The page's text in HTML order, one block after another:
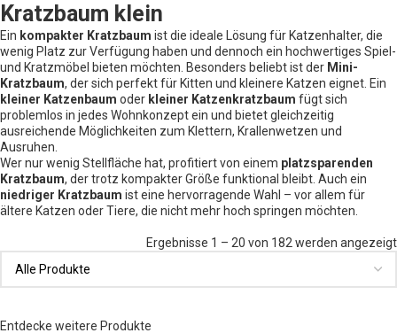
Kratzbaum klein
Ein kompakter Kratzbaum ist die ideale Lösung für Katzenhalter, die
wenig Platz zur Verfügung haben und dennoch ein hochwertiges Spiel-
und Kratzmöbel bieten möchten. Besonders beliebt ist der Mini-
Kratzbaum, der sich perfekt für Kitten und kleinere Katzen eignet. Ein
kleiner Katzenbaum oder kleiner Katzenkratzbaum fügt sich
problemlos in jedes Wohnkonzept ein und bietet gleichzeitig
ausreichende Möglichkeiten zum Klettern, Krallenwetzen und
Ausruhen.
Wer nur wenig Stellfläche hat, profitiert von einem platzsparenden
Kratzbaum, der trotz kompakter Größe funktional bleibt. Auch ein
niedriger Kratzbaum ist eine hervorragende Wahl – vor allem für
ältere Katzen oder Tiere, die nicht mehr hoch springen möchten.
Ergebnisse 1 – 20 von 182 werden angezeigt
Entdecke weitere Produkte